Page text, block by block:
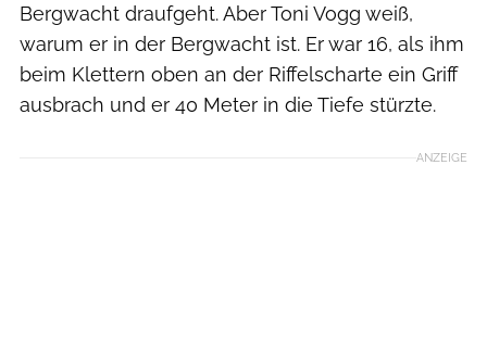
Bergwacht draufgeht. Aber Toni Vogg weiß,
warum er in der Bergwacht ist. Er war 16, als ihm
beim Klettern oben an der Riffelscharte ein Griff
ausbrach und er 40 Meter in die Tiefe stürzte.
ANZEIGE